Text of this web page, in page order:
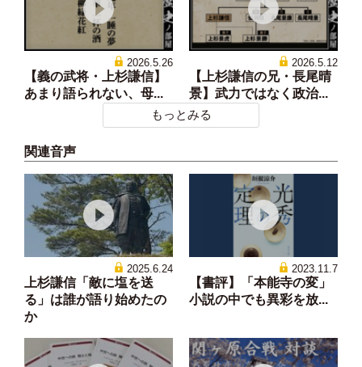
2026.5.26
【義の武将・上杉謙信】
あまり語られない、母...
2026.5.12
【上杉謙信の兄・長尾晴
景】武力ではなく政治...
もっとみる
関連音声
2025.6.24
上杉謙信「敵に塩を送
る」は誰が語り始めたの
か
2023.11.7
【書評】「本能寺の変」
小説の中でも異彩を放...